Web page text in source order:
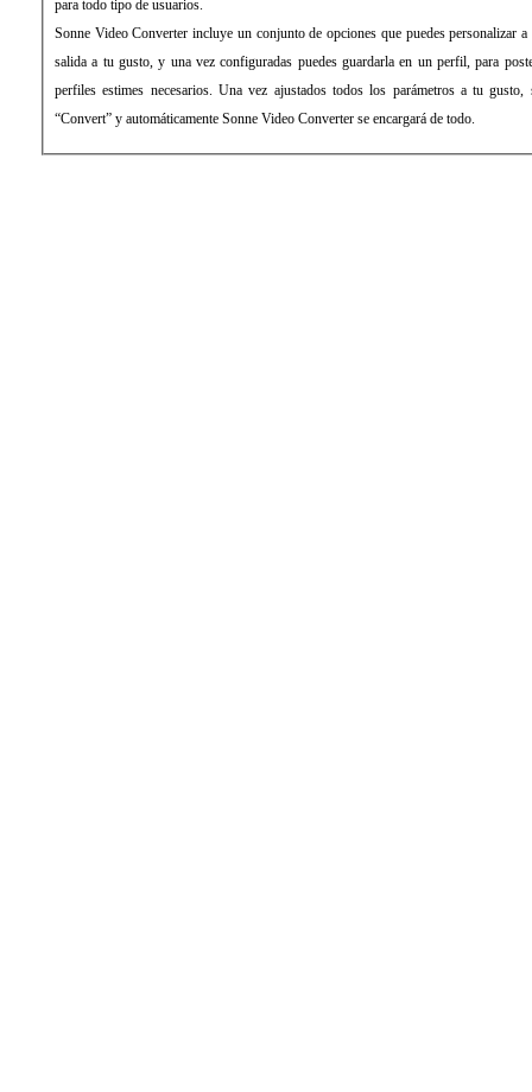
para todo tipo de usuarios.
Sonne Video Converter incluye un conjunto de opciones que puedes personalizar
salida a tu gusto, y una vez configuradas puedes guardarla en un perfil, para
perfiles estimes necesarios. Una vez ajustados todos los parámetros a tu gusto,
“Convert” y automáticamente Sonne Video Converter se encargará de todo.